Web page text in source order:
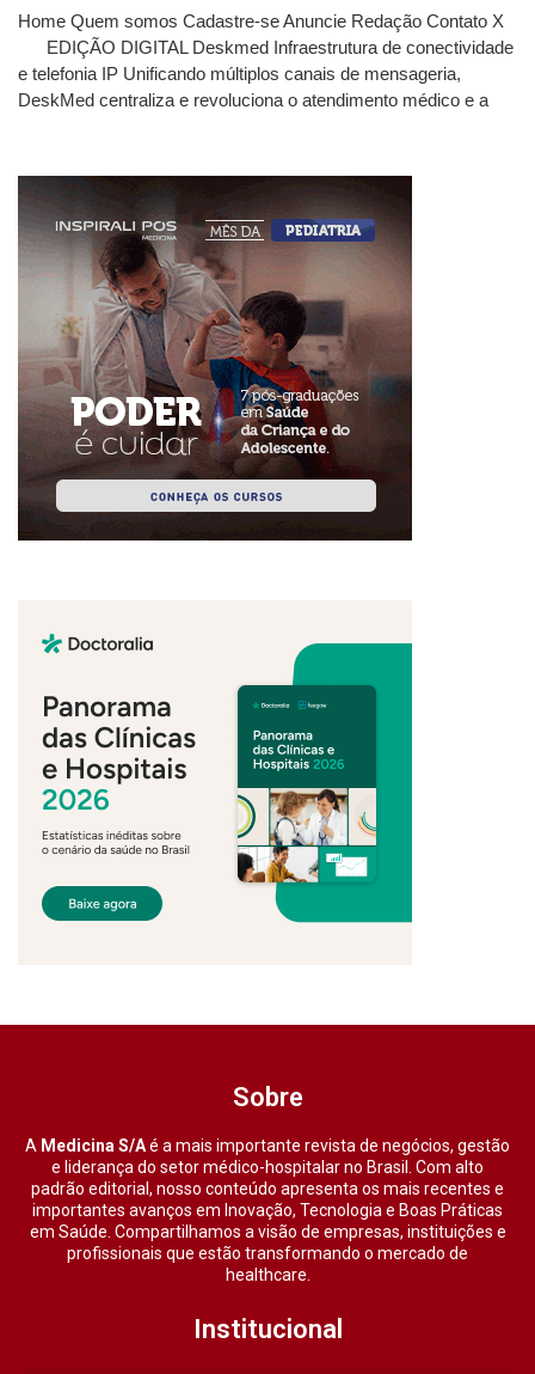
Home Quem somos Cadastre-se Anuncie Redação Contato X
EDIÇÃO DIGITAL Deskmed Infraestrutura de conectividade
e telefonia IP Unificando múltiplos canais de mensageria,
DeskMed centraliza e revoluciona o atendimento médico e a
Sobre
A Medicina S/Aé a mais importante revista de negócios, gestão
e liderança do setor médico-hospitalar no Brasil. Com alto
padrão editorial, nosso conteúdo apresenta os mais recentes e
importantes avanços em Inovação, Tecnologia e Boas Práticas
em Saúde. Compartilhamos a visão de empresas, instituições e
profissionais que estão transformando o mercado de
healthcare.
Institucional